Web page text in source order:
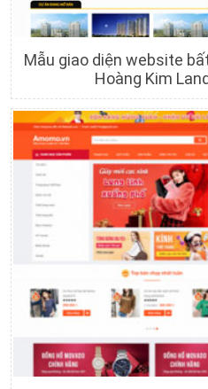
Chi tiết Xem trước
Mẫu giao diện website
Hoàng Kim Land